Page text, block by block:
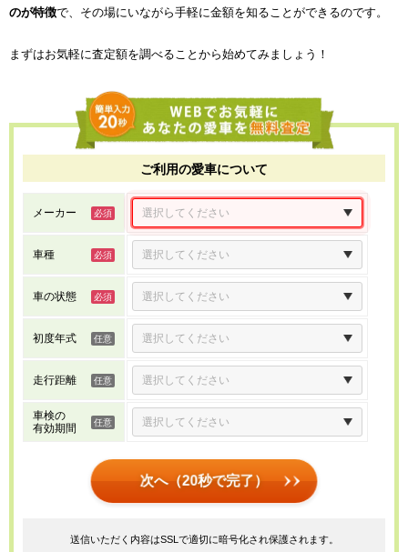
のが特徴で、その場にいながら手軽に金額を知ることができるのです。
まずはお気軽に査定額を調べることから始めてみましょう！
ご利用の愛車について
メーカー
車種
車の状態
初度年式
走行距離
車検の
有効期間
次へ（20秒で完了）
送信いただく内容はSSLで適切に暗号化され保護されます。